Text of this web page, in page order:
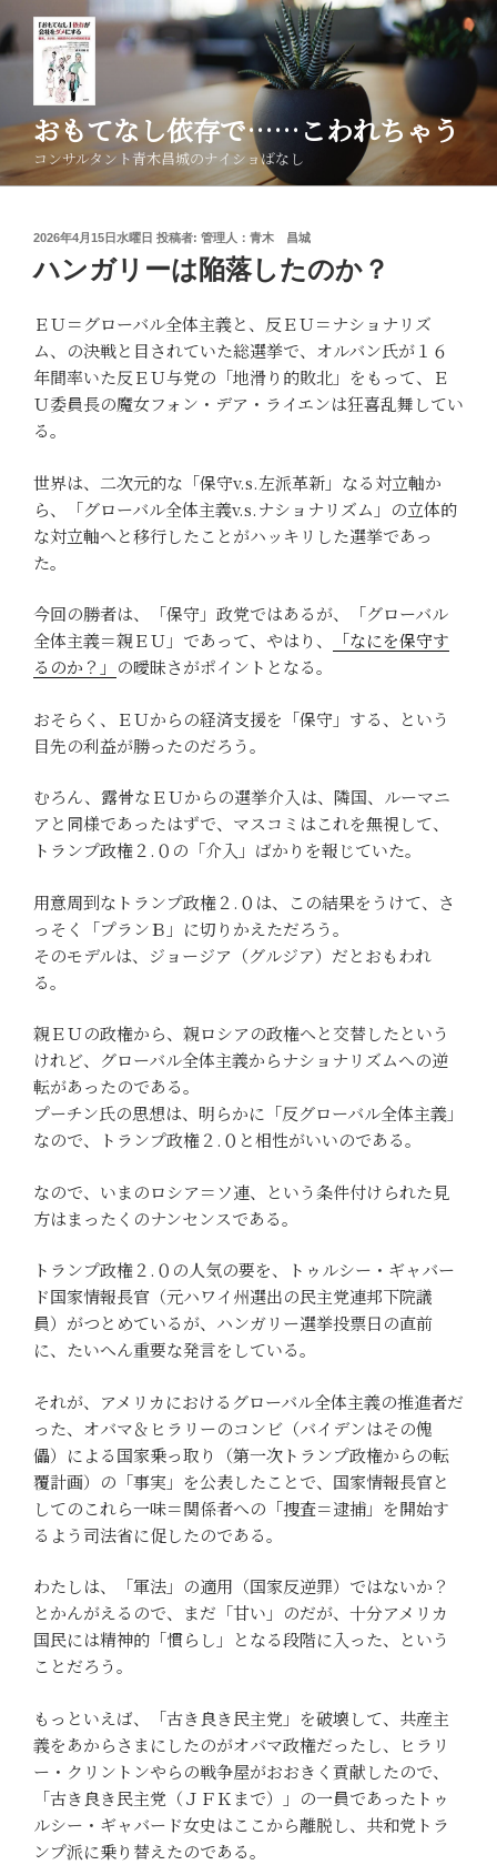
ン
テ
へ
ス
おもてなし依存で……こわれちゃう
コンサルタント青木昌城のナイショばなし
投
日:
2026年4月15日水曜日 投稿者: 管理人：青木 昌城
ハンガリーは陥落したのか？
ＥＵ＝グローバル全体主義と、反ＥＵ＝ナショナリズ
ム、の決戦と目されていた総選挙で、オルバン氏が１６
年間率いた反ＥＵ与党の「地滑り的敗北」をもって、Ｅ
Ｕ委員長の魔女フォン・デア・ライエンは狂喜乱舞してい
る。
世界は、二次元的な「保守v.s.左派革新」なる対立軸か
ら、「グローバル全体主義v.s.ナショナリズム」の立体的
な対立軸へと移行したことがハッキリした選挙であっ
た。
今回の勝者は、「保守」政党ではあるが、「グローバル
全体主義＝親ＥＵ」であって、やはり、
「なにを保守す
るのか？」 の曖昧さがポイントとなる。
おそらく、ＥＵからの経済支援を「保守」する、という
目先の利益が勝ったのだろう。
むろん、露骨なＥＵからの選挙介入は、隣国、ルーマニ
アと同様であったはずで、マスコミはこれを無視して、
トランプ政権２.０の「介入」ばかりを報じていた。
用意周到なトランプ政権２.０は、この結果をうけて、さ
っそく「プランＢ」に切りかえただろう。
そのモデルは、ジョージア（グルジア）だとおもわれ
る。
親ＥＵの政権から、親ロシアの政権へと交替したという
けれど、グローバル全体主義からナショナリズムへの逆
転があったのである。
プーチン氏の思想は、明らかに「反グローバル全体主義」
なので、トランプ政権２.０と相性がいいのである。
なので、いまのロシア＝ソ連、という条件付けられた見
方はまったくのナンセンスである。
トランプ政権２.０の人気の要を、トゥルシー・ギャバー
ド国家情報長官（元ハワイ州選出の民主党連邦下院議
員）がつとめているが、ハンガリー選挙投票日の直前
に、たいへん重要な発言をしている。
それが、アメリカにおけるグローバル全体主義の推進者だ
った、オバマ＆ヒラリーのコンビ（バイデンはその傀
儡）による国家乗っ取り（第一次トランプ政権からの転
覆計画）の「事実」を公表したことで、国家情報長官と
してのこれら一味＝関係者への「捜査＝逮捕」を開始す
るよう司法省に促したのである。
わたしは、「軍法」の適用（国家反逆罪）ではないか？
とかんがえるので、まだ「甘い」のだが、十分アメリカ
国民には精神的「慣らし」となる段階に入った、という
ことだろう。
もっといえば、「古き良き民主党」を破壊して、共産主
義をあからさまにしたのがオバマ政権だったし、ヒラリ
ー・クリントンやらの戦争屋がおおきく貢献したので、
「古き良き民主党（ＪＦＫまで）」の一員であったトゥ
ルシー・ギャバード女史はここから離脱し、共和党トラ
ンプ派に乗り替えたのである。